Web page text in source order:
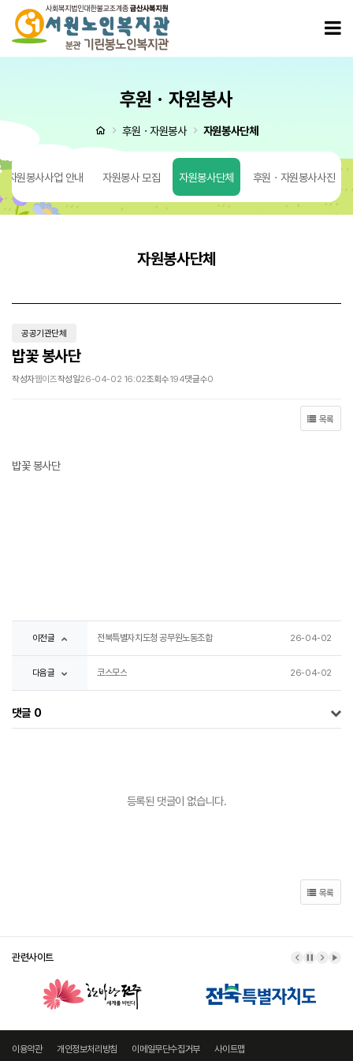
밥꽃 봉사단 > 자원봉사단체
후원ㆍ자원봉사
처음으로후원ㆍ자원봉사 자원봉사단체
자원봉사사업 안내 자원봉사 모집 자원봉사단체 후원ㆍ자원봉사사진
자원봉사단체
공공기관단체
밥꽃 봉사단
작성자웹이즈작성일26-04-02 16:02조회수194댓글수0
목록
밥꽃 봉사단
이전글 전북특별자치도청 공무원노동조합 26-04-02
다음글 코스모스 26-04-02
댓글 0
등록된 댓글이 없습니다.
목록
관련사이트 이전 배너
배너 정지
다음
배
이용약관 개인정보처리방침 이메일무단수집거부 사이트맵